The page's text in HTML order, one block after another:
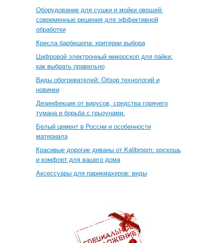
Оборудование для сушки и мойки овощей:
современные решения для эффективной
обработки
Кресла барбешопа: критерии выбора
Цифровой электронный микроскоп для пайки:
как выбрать правильно
Виды обогревателей: Обзор технологий и
новинки
Дезинфекция от вирусов, средства горячего
тумана и борьба с грызунами.
Белый цемент в России и особенности
материала
Красивые дорогие диваны от Kalibroom: роскошь
и комфорт для вашего дома
Аксессуары для парикмахеров: виды